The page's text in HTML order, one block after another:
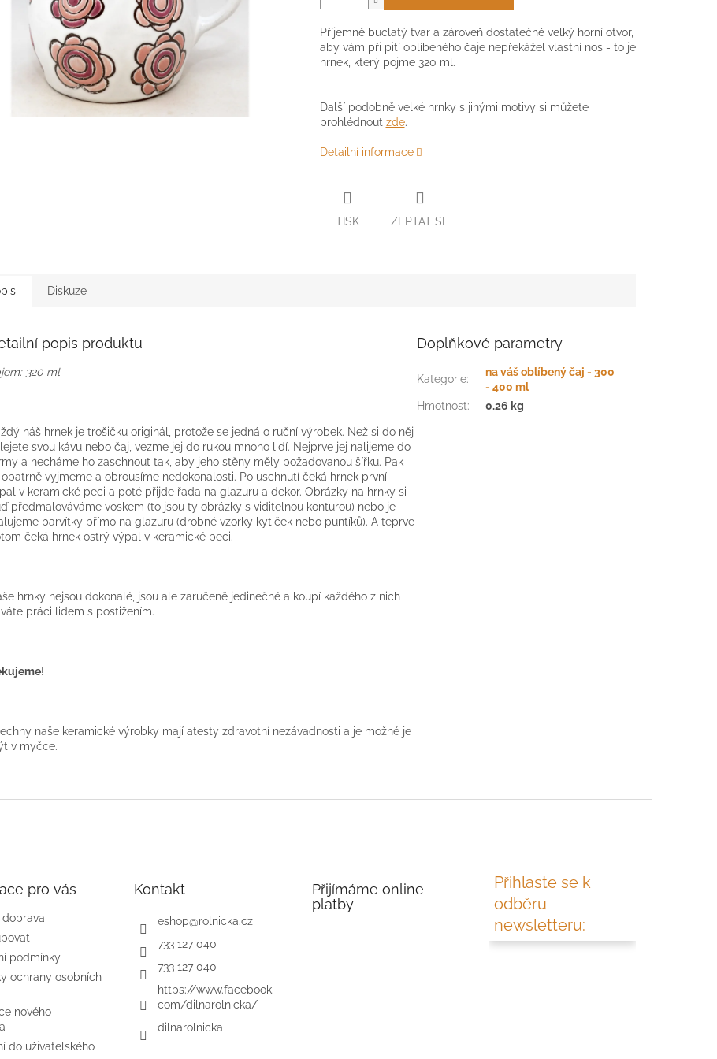
Příjemně buclatý tvar a zároveň dostatečně velký horní otvor,
aby vám při pití oblíbeného čaje nepřekážel vlastní nos - to je
hrnek, který pojme 320 ml.
Další podobně velké hrnky s jinými motivy si můžete
prohlédnout zde.
Detailní informace
TISK ZEPTAT SE
Diskuze
popis produktu
320 ml
náš hrnek je trošičku originál, protože se jedná o ruční výrobek. Než si do něj
svou kávu nebo čaj, vezme jej do rukou mnoho lidí. Nejprve jej nalijeme do
a necháme ho zaschnout tak, aby jeho stěny měly požadovanou šířku. Pak
opatrně vyjmeme a obrousíme nedokonalosti. Po uschnutí čeká hrnek první
v keramické peci a poté přijde řada na glazuru a dekor. Obrázky na hrnky si
předmalováváme voskem (to jsou ty obrázky s viditelnou konturou) nebo je
barvítky přímo na glazuru (drobné vzorky kytiček nebo puntíků). A teprve
čeká hrnek ostrý výpal v keramické peci.
hrnky nejsou dokonalé, jsou ale zaručeně jedinečné a koupí každého z nich
práci lidem s postižením.
!
naše keramické výrobky mají atesty zdravotní nezávadnosti a je možné je
v myčce.
Doplňkové parametry
Kategorie:
na váš oblíbený čaj - 300
- 400 ml
Hmotnost: 0.26 kg
pro vás
podmínky
ochrany osobních
nového
do uživatelského
Kontakt
eshop@rolnicka.cz
733 127 040
733 127 040
https://www.facebook.
com/dilnarolnicka/
dilnarolnicka
Přijímáme online
platby
Přihlaste se k
odběru
newsletteru: